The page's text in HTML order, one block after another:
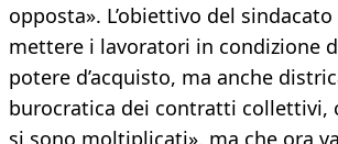
opposta». L’obiettivo del
mettere i lavoratori in condizione
potere d’acquisto, ma anche
burocratica dei contratti collettivi,
si sono moltiplicati», ma che ora